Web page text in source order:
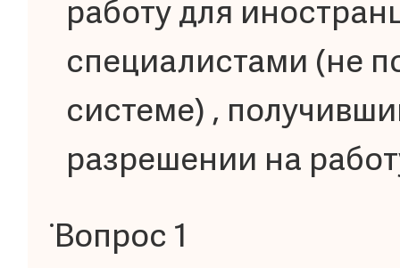
работу для
специалистами (не
системе) ,
разрешении на
Вопрос 1